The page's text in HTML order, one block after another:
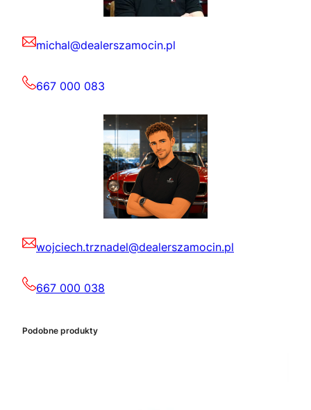
michal@dealerszamocin.pl
667 000 083
wojciech.trznadel@dealerszamocin.pl
667 000 038
Podobne produkty